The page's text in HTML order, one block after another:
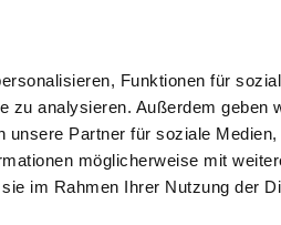
Funktionen für
zu analysieren. Außerdem geben
unsere Partner für soziale Medien,
möglicherweise mit
im Rahmen Ihrer Nutzung der
TIPPS & HILFE DAS DKV
INDERSDORF